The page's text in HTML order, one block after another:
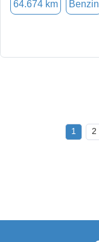
64.674 km Benzin
1 2